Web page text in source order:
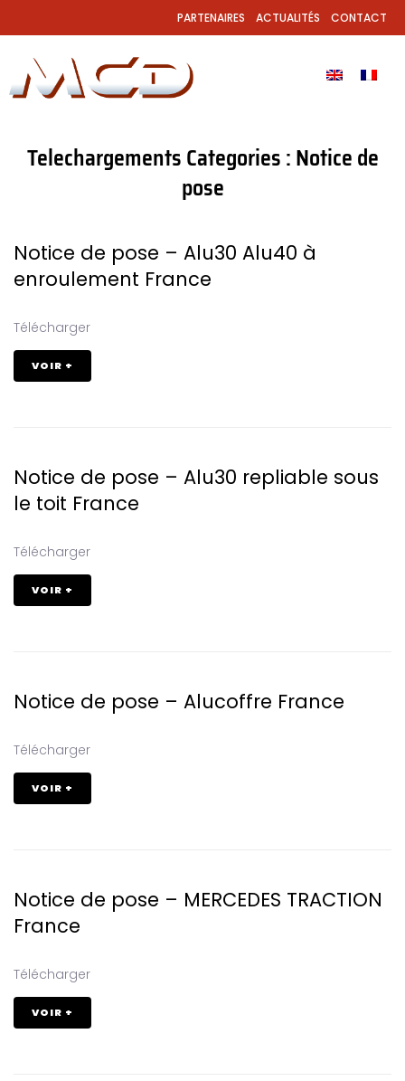
PARTENAIRES ACTUALITÉS CONTACT
Telechargements Categories :Notice de
pose
Notice de pose – Alu30 Alu40 à
enroulement France
Télécharger
VOIR +
Notice de pose – Alu30 repliable sous
le toit France
Télécharger
VOIR +
Notice de pose – Alucoffre France
Télécharger
VOIR +
Notice de pose – MERCEDES TRACTION
France
Télécharger
VOIR +